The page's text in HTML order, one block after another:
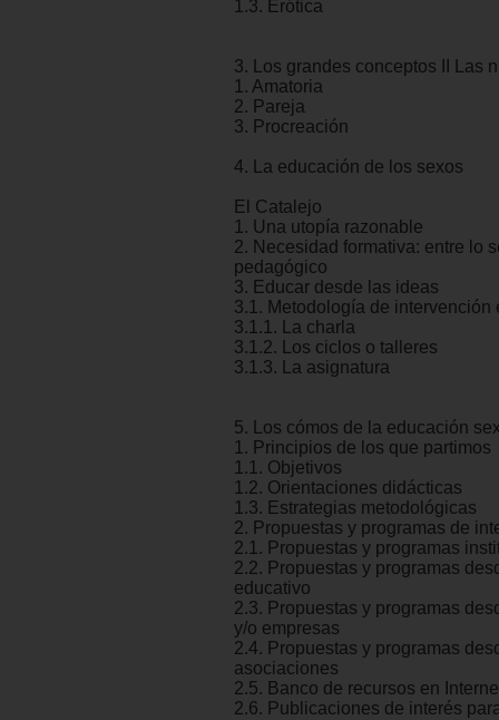
1.3. Erótica
3. Los grandes conceptos II Las
1. Amatoria
2. Pareja
3. Procreación
4. La educación de los sexos
El Catalejo
1. Una utopía razonable
2. Necesidad formativa: entre lo
pedagógico
3. Educar desde las ideas
3.1. Metodología de intervención
3.1.1. La charla
3.1.2. Los ciclos o talleres
3.1.3. La asignatura
5. Los cómos de la educación
1. Principios de los que partimos
1.1. Objetivos
1.2. Orientaciones didácticas
1.3. Estrategias metodológicas
2. Propuestas y programas de
2.1. Propuestas y programas
2.2. Propuestas y programas
educativo
2.3. Propuestas y programas
y/o empresas
2.4. Propuestas y programas
asociaciones
2.5. Banco de recursos en
2.6. Publicaciones de interés